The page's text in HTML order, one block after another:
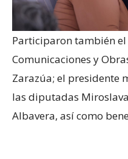
Participaron también
Comunicaciones y
Zarazúa; el presidente
las diputadas
Albavera, así como